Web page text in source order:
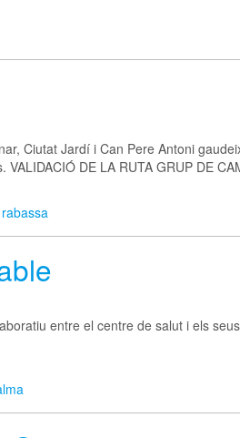
Ciutat Jardí i Can Pere Antoni
DE LA RUTA GRUP DE
entre el centre de salut i els